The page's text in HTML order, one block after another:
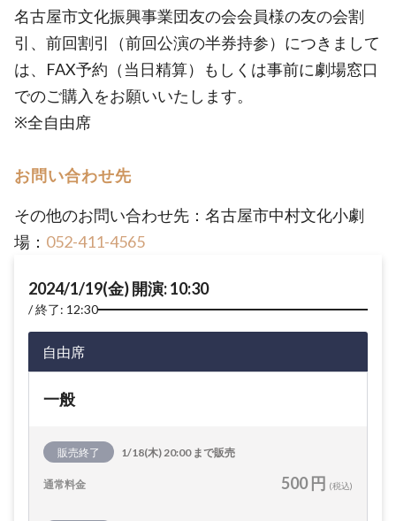
名古屋市文化振興事業団友の会会員様の友の会割
引、前回割引（前回公演の半券持参）につきまして
は、FAX予約（当日精算）もしくは事前に劇場窓口
でのご購入をお願いいたします。
※全自由席
お問い合わせ先
その他のお問い合わせ先：名古屋市中村文化小劇
場： 052-411-4565
2024/1/19(金) 開演: 10:30
終了: 12:30
自由席
一般
販売終了 1/18(木) 20:00 まで販売
通常料金 500 円 (税込)